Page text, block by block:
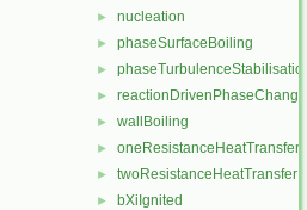
► nucleation
► phaseSurfaceBoiling
► phaseTurbulenceStabilisation
► reactionDrivenPhaseChange
► wallBoiling
► oneResistanceHeatTransfer
► twoResistanceHeatTransfer
► bXiIgnited